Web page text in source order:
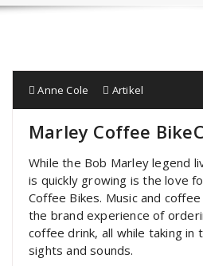
Anne Cole Artikel
Marley Coffee
While the Bob Marley legend
is quickly growing is the love
Coffee Bikes. Music and
the brand experience of
coffee drink, all while taking in
sights and sounds.